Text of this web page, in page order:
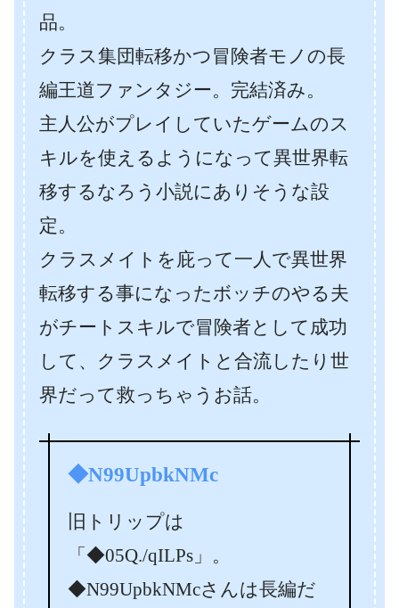
品。
クラス集団転移かつ冒険者モノの長
編王道ファンタジー。完結済み。
主人公がプレイしていたゲームのス
キルを使えるようになって異世界転
移するなろう小説にありそうな設
定。
クラスメイトを庇って一人で異世界
転移する事になったボッチのやる夫
がチートスキルで冒険者として成功
して、クラスメイトと合流したり世
界だって救っちゃうお話。
◆N99UpbkNMc
旧トリップは
「◆05Q./qILPs」。
◆N99UpbkNMcさんは長編だ